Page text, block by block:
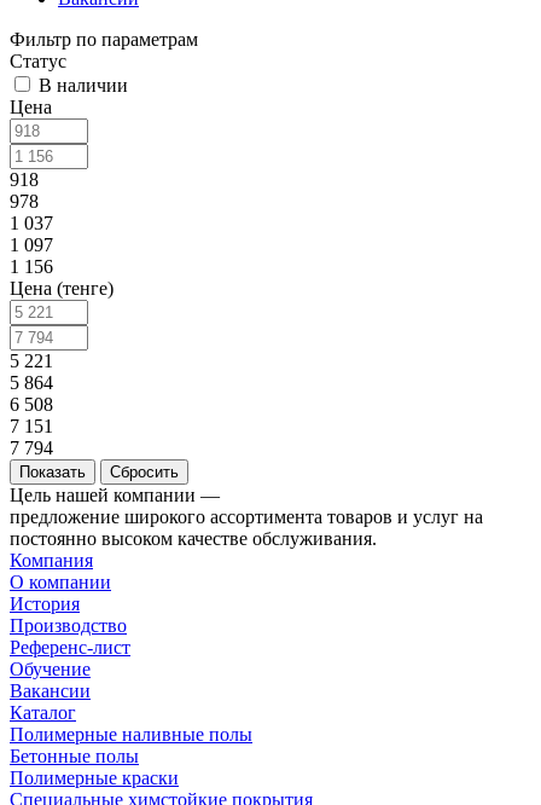
Фильтр по параметрам
Статус
В наличии
Цена
918
978
1 037
1 097
1 156
Цена (тенге)
5 221
5 864
6 508
7 151
7 794
Сбросить
Цель нашей компании —
предложение широкого ассортимента товаров и услуг на
постоянно высоком качестве обслуживания.
Компания
О компании
История
Производство
Референс-лист
Обучение
Вакансии
Каталог
Полимерные наливные полы
Бетонные полы
Полимерные краски
Специальные химстойкие покрытия